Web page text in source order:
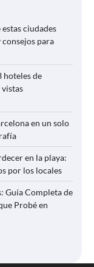
ciudades
consejos para
hoteles de
vistas
en un solo
en la playa:
por los locales
Guía Completa de
Probé en